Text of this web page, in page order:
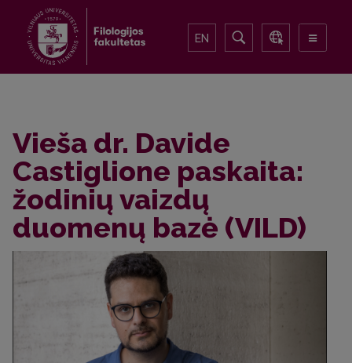
EN
Vieša dr. Davide
Castiglione paskaita:
žodinių vaizdų
duomenų bazė (VILD)